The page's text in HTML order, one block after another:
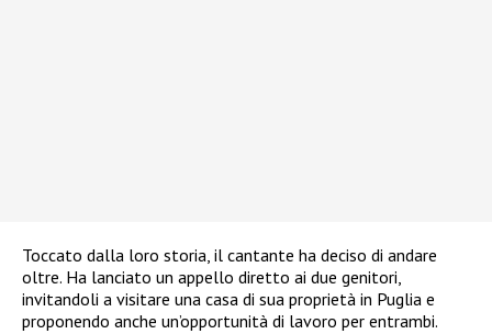
Toccato dalla loro storia, il cantante ha deciso di andare
oltre. Ha lanciato un appello diretto ai due genitori,
invitandoli a visitare una casa di sua proprietà in Puglia e
proponendo anche un’opportunità di lavoro per entrambi.